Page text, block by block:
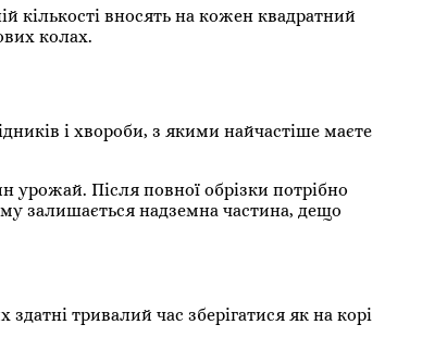
кількості вносять на кожен квадратний
колах.
і хвороби, з якими найчастіше маєте
Після повної обрізки потрібно
залишається надземна частина, дещо
тривалий час зберігатися як на корі